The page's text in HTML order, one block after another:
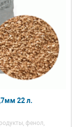
22 л.
фенол,